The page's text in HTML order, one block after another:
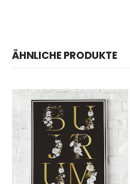
ÄHNLICHE PRODUKTE